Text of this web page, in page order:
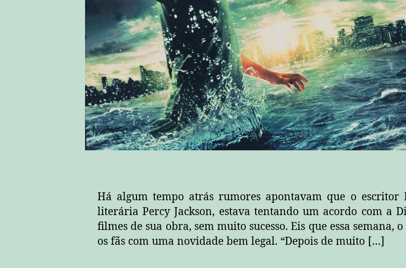
Há algum tempo atrás rumores apontavam que o escritor
literária Percy Jackson, estava tentando um acordo com a
filmes de sua obra, sem muito sucesso. Eis que essa
os fãs com uma novidade bem legal. “Depois de muito […]